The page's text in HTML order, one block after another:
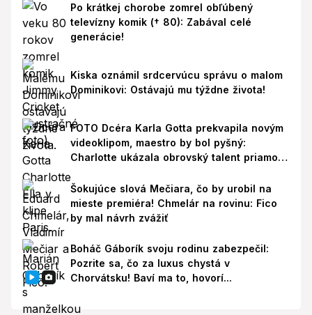
Po krátkej chorobe zomrel obľúbený
televízny komik († 80): Zabával celé
generácie!
Kiska oznámil srdcervúcu správu o malom
Dominikovi: Ostávajú mu týždne života!
FOTO Dcéra Karla Gotta prekvapila novým
videoklipom, maestro by bol pyšný:
Charlotte ukázala obrovský talent priamo v
Šokujúce slová Mečiara, čo by urobil na
mieste premiéra! Chmelár na rovinu: Fico
by mal návrh zvážiť
Boháč Gáborík svoju rodinu zabezpečil:
Pozrite sa, čo za luxus chystá v
Chorvátsku! Baví ma to, hovorí...